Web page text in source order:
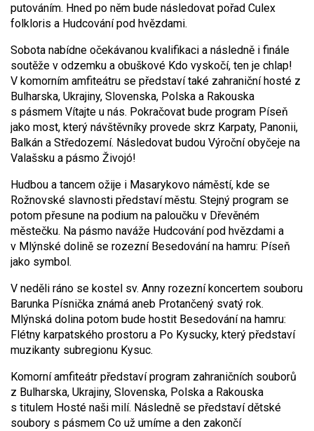
putováním. Hned po něm bude následovat pořad Culex
folkloris a Hudcování pod hvězdami.
Sobota nabídne očekávanou kvalifikaci a následně i finále
soutěže v odzemku a obuškové Kdo vyskočí, ten je chlap!
V komorním amfiteátru se představí také zahraniční hosté z
Bulharska, Ukrajiny, Slovenska, Polska a Rakouska
s pásmem Vítajte u nás. Pokračovat bude program Píseň
jako most, který návštěvníky provede skrz Karpaty, Panonii,
Balkán a Středozemí. Následovat budou Výroční obyčeje na
Valašsku a pásmo Živojó!
Hudbou a tancem ožije i Masarykovo náměstí, kde se
Rožnovské slavnosti představí městu. Stejný program se
potom přesune na podium na paloučku v Dřevěném
městečku. Na pásmo naváže Hudcování pod hvězdami a
v Mlýnské dolině se rozezní Besedování na hamru: Píseň
jako symbol.
V neděli ráno se kostel sv. Anny rozezní koncertem souboru
Barunka Písnička známá aneb Protančený svatý rok.
Mlýnská dolina potom bude hostit Besedování na hamru:
Flétny karpatského prostoru a Po Kysucky, který představí
muzikanty subregionu Kysuc.
Komorní amfiteátr představí program zahraničních souborů
z Bulharska, Ukrajiny, Slovenska, Polska a Rakouska
s titulem Hosté naši milí. Následně se představí dětské
soubory s pásmem Co už umíme a den zakončí